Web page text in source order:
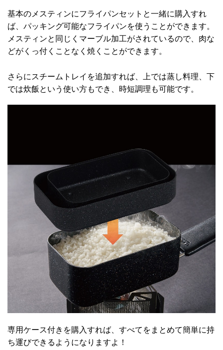
基本のメスティンにフライパンセットと一緒に購入すれ
ば、パッキング可能なフライパンを使うことができます。
メスティンと同じくマーブル加工がされているので、肉な
どがくっ付くことなく焼くことができます。
さらにスチームトレイを追加すれば、上では蒸し料理、下
では炊飯という使い方もでき、時短調理も可能です。
専用ケース付きを購入すれば、すべてをまとめて簡単に持
ち運びできるようになりますよ！